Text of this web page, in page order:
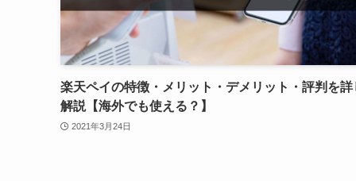
楽天ペイの特徴・メリット・デメリット・評判を詳
解説【海外でも使える？】
2021年3月24日